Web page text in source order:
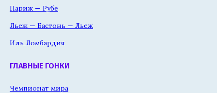
Париж — Рубе
Льеж — Бастонь — Льеж
Иль Ломбардия
ГЛАВНЫЕ ГОНКИ
Чемпионат мира